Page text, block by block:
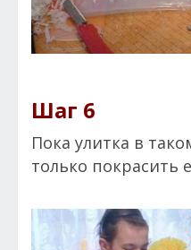
Шаг 6
Пока улитка в
только покрасить